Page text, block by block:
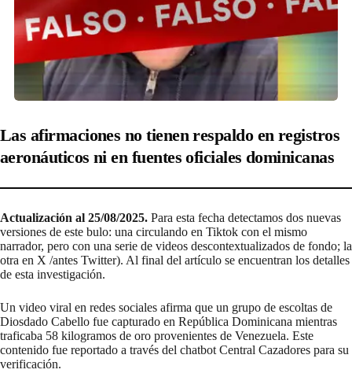
Las afirmaciones no tienen respaldo en registros
aeronáuticos ni en fuentes oficiales dominicanas
Actualización al 25/08/2025. Para esta fecha detectamos dos nuevas
versiones de este bulo: una circulando en Tiktok con el mismo
narrador, pero con una serie de videos descontextualizados de fondo; la
otra en X /antes Twitter). Al final del artículo se encuentran los detalles
de esta investigación.
Un video viral en redes sociales afirma que un grupo de escoltas de
Diosdado Cabello fue capturado en República Dominicana mientras
traficaba 58 kilogramos de oro provenientes de Venezuela. Este
contenido fue reportado a través del chatbot Central Cazadores para su
verificación.